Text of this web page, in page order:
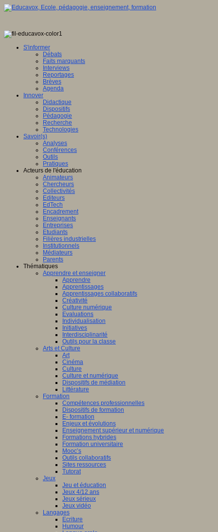
S'informer
Débats
Faits marquants
Interviews
Reportages
Brèves
Agenda
Innover
Didactique
Dispositifs
Pédagogie
Recherche
Technologies
Savoir(s)
Analyses
Conférences
Outils
Pratiques
Acteurs de l'éducation
Animateurs
Chercheurs
Collectivités
Editeurs
EdTech
Encadrement
Enseignants
Entreprises
Etudiants
Filières industrielles
Institutionnels
Médiateurs
Parents
Thématiques
Apprendre et enseigner
Apprendre
Apprentissages
Apprentissages collaboratifs
Créativité
Culture numérique
Evaluations
Individualisation
Initiatives
Interdisciplinarité
Outils pour la classe
Arts et Culture
Art
Cinéma
Culture
Culture et numérique
Dispositifs de médiation
Littérature
Formation
Compétences professionnelles
Dispositifs de formation
E- formation
Enjeux et évolutions
Enseignement supérieur et numérique
Formations hybrides
Formation universitaire
Mooc’s
Outils collaboratifs
Sites ressources
Tutorat
Jeux
Jeu et éducation
Jeux 4/12 ans
Jeux sérieux
Jeux vidéo
Langages
Ecriture
Humour